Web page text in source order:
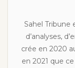
Sahel Tribune
d’analyses,
crée en 2020
en 2021 que